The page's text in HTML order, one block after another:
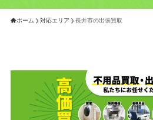
ホーム 対応エリア 長井市の出張買取